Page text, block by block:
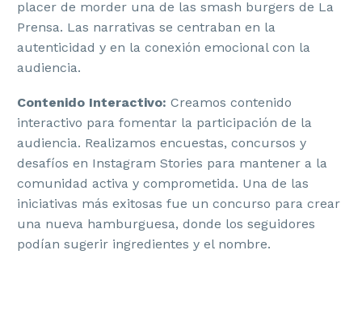
placer de morder una de las smash burgers de La
Prensa. Las narrativas se centraban en la
autenticidad y en la conexión emocional con la
audiencia.
Contenido Interactivo: Creamos contenido
interactivo para fomentar la participación de la
audiencia. Realizamos encuestas, concursos y
desafíos en Instagram Stories para mantener a la
comunidad activa y comprometida. Una de las
iniciativas más exitosas fue un concurso para crear
una nueva hamburguesa, donde los seguidores
podían sugerir ingredientes y el nombre.